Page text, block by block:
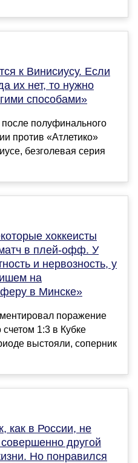
к Винисиусу. Если
их нет, то нужно
способами»
полуфинального
против «Атлетико»
безголевая серия
хоккеисты
в плей‑офф. У
и нервозность, у
на
в Минске»
поражение
1:3 в Кубке
выстояли, соперник
как в России, не
другой
Но понравился